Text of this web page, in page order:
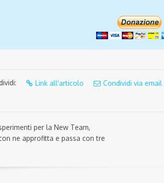
Link all'articolo Condividi via email
per la New Team,
ne approfitta e passa con tre